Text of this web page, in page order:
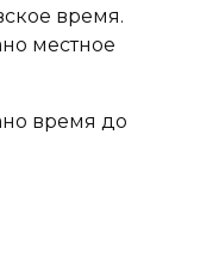
время.
местное
время до